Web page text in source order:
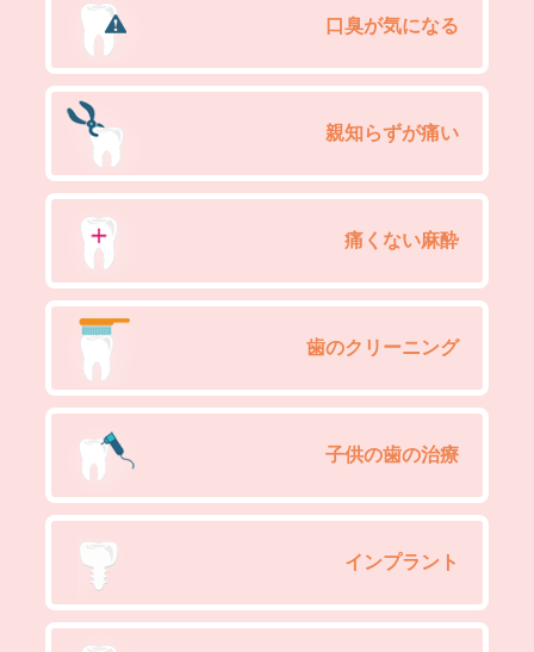
口臭が気になる
親知らずが痛い
痛くない麻酔
歯のクリーニング
子供の歯の治療
インプラント